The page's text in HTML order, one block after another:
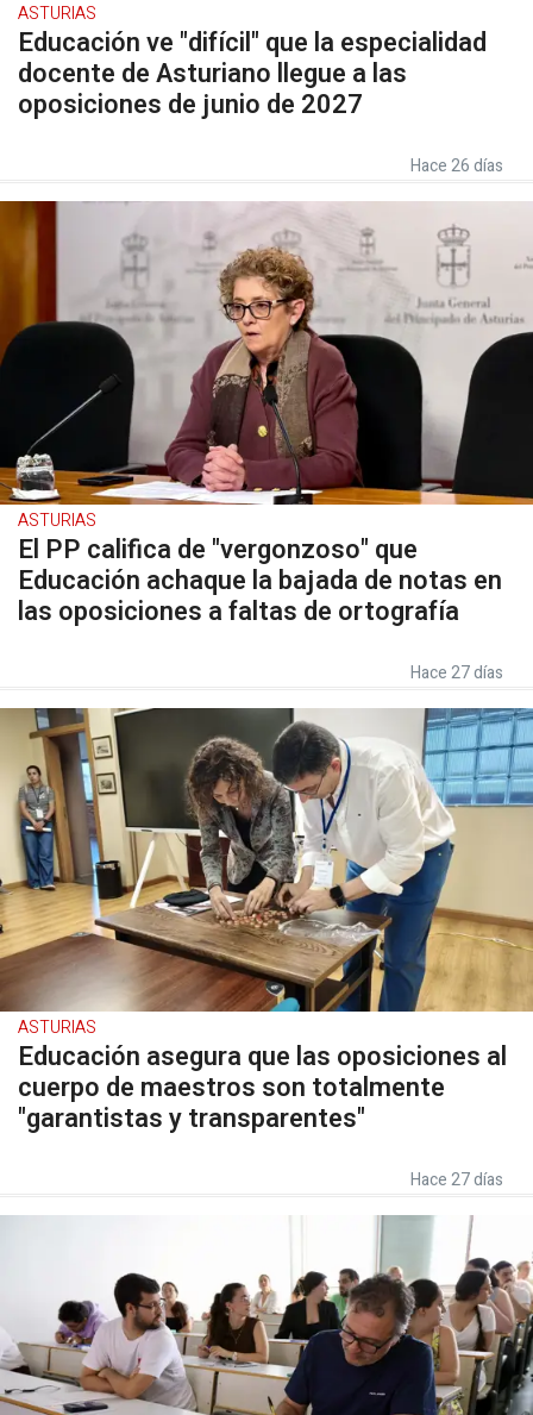
ASTURIAS
Educación ve "difícil" que la especialidad
docente de Asturiano llegue a las
oposiciones de junio de 2027
Hace 26 días
ASTURIAS
El PP califica de "vergonzoso" que
Educación achaque la bajada de notas en
las oposiciones a faltas de ortografía
Hace 27 días
ASTURIAS
Educación asegura que las oposiciones al
cuerpo de maestros son totalmente
"garantistas y transparentes"
Hace 27 días